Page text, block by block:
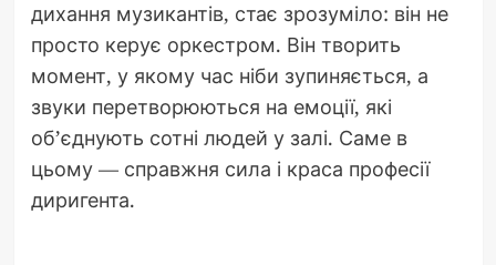
дихання музикантів, стає зрозуміло: він не
просто керує оркестром. Він творить
момент, у якому час ніби зупиняється, а
звуки перетворюються на емоції, які
об’єднують сотні людей у залі. Саме в
цьому — справжня сила і краса професії
диригента.